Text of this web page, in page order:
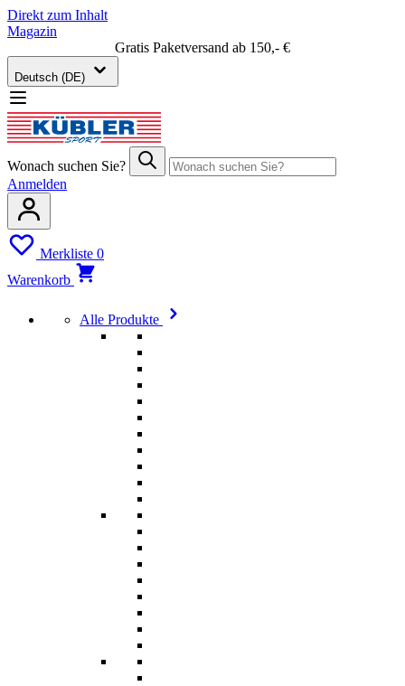
Direkt zum Inhalt
Magazin
Gratis Paketversand ab 150,- €
Deutsch (DE)
Wonach suchen Sie?
Anmelden
Merkliste 0
Warenkorb
Alle Produkte